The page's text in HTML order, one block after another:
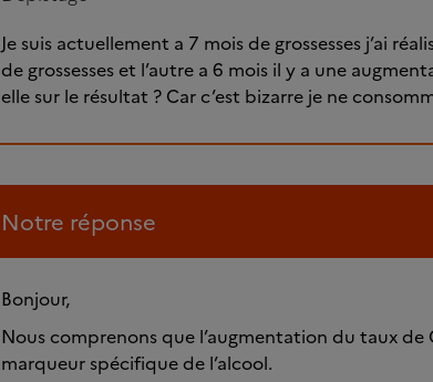
Je suis actuellement a 7 mois de grossesses j’ai
de grossesses et l’autre a 6 mois il y a une
elle sur le résultat ? Car c’est bizarre je ne
Notre réponse
Bonjour,
Nous comprenons que l’augmentation du taux de
marqueur spécifique de l’alcool.